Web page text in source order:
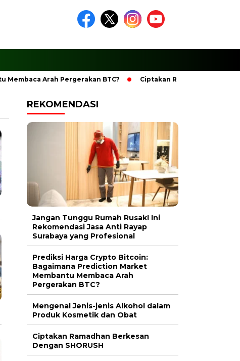
Arah Pergerakan BTC? Ciptakan Ramadhan Berkesan
REKOMENDASI
Jangan Tunggu Rumah Rusak! Ini
Rekomendasi Jasa Anti Rayap
Surabaya yang Profesional
Prediksi Harga Crypto Bitcoin:
Bagaimana Prediction Market
Membantu Membaca Arah
Pergerakan BTC?
Mengenal Jenis-jenis Alkohol dalam
Produk Kosmetik dan Obat
Ciptakan Ramadhan Berkesan
Dengan SHORUSH